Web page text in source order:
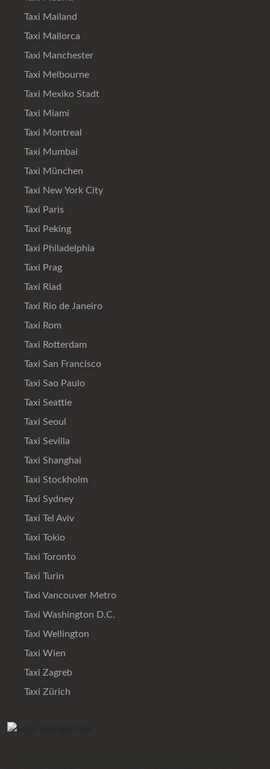
Taxi Mailand
Taxi Mallorca
Taxi Manchester
Taxi Melbourne
Taxi Mexiko Stadt
Taxi Miami
Taxi Montreal
Taxi Mumbai
Taxi München
Taxi New York City
Taxi Paris
Taxi Peking
Taxi Philadelphia
Taxi Prag
Taxi Riad
Taxi Rio de Janeiro
Taxi Rom
Taxi Rotterdam
Taxi San Francisco
Taxi Sao Paulo
Taxi Seattle
Taxi Seoul
Taxi Sevilla
Taxi Shanghai
Taxi Stockholm
Taxi Sydney
Taxi Tel Aviv
Taxi Tokio
Taxi Toronto
Taxi Turin
Taxi Vancouver Metro
Taxi Washington D.C.
Taxi Wellington
Taxi Wien
Taxi Zagreb
Taxi Zürich